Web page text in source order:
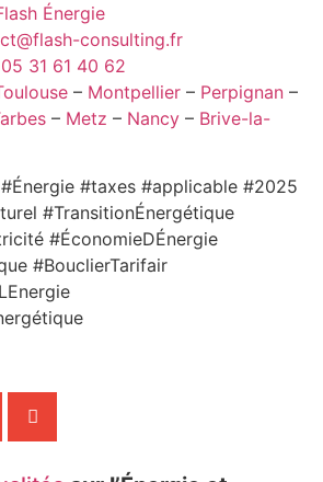
Énergie
consulting.fr
05 31 61 40 62
– Montpellier – Perpignan –
– Metz – Nancy – Brive-la-
#taxes #applicable #2025
#TransitionÉnergétique
#ÉconomieDÉnergie
#BouclierTarifair